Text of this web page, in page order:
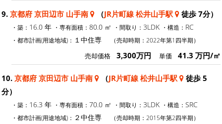
9. 京都府 京田辺市 山手南 （JR片町線 松井山手駅 徒歩 7分）
・築： 16.0 年 ・専有面積： 80.0 ㎡ ・間取り： 3LDK ・構造： RC
・都市計画(用途地域)： １中住専 （売却時期：2022年第1四半期）
売却価格 3,300万円 単価 41.3 万円/㎡
10. 京都府 京田辺市 山手南 （JR片町線 松井山手駅
徒歩 5
分）
・築： 16.3 年 ・専有面積： 70.0 ㎡ ・間取り： 3LDK ・構造： SRC
・都市計画(用途地域)： ２中住専 （売却時期：2015年第2四半期）